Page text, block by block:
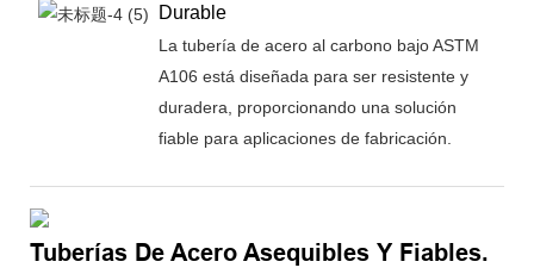
Durable
La tubería de acero al carbono bajo ASTM
A106 está diseñada para ser resistente y
duradera, proporcionando una solución
fiable para aplicaciones de fabricación.
Tuberías De Acero Asequibles Y Fiables.